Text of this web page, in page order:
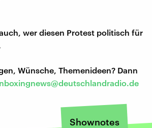
wer diesen Protest politisch für
Wünsche, Themenideen? Dann
Shownotes